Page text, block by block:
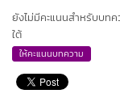
ยังไม่มีคะแนนสำหรับบทค
ใต้
ให้คะแนนบทความ